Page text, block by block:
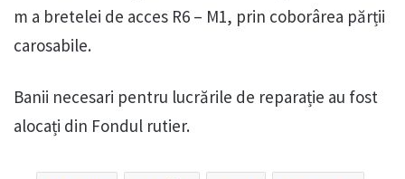
m a bretelei de acces R6 – M1, prin coborârea părții
carosabile.
Banii necesari pentru lucrările de reparație au fost
alocați din Fondul rutier.